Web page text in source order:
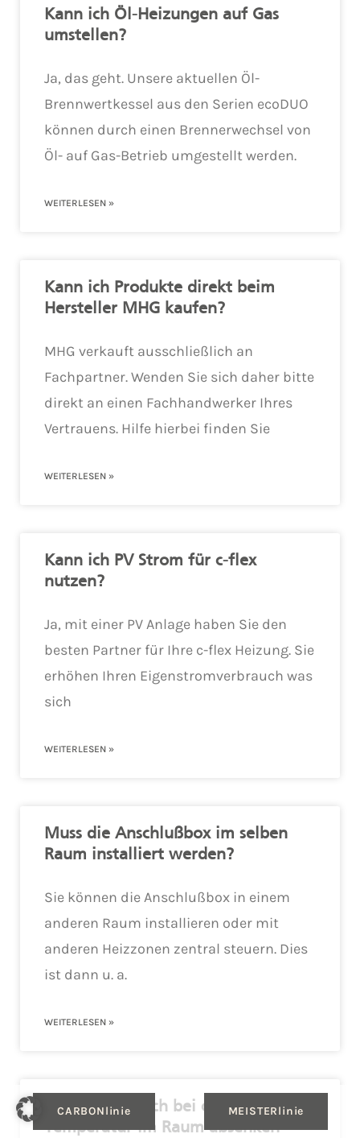
Kann ich Öl-Heizungen auf Gas
umstellen?
Ja, das geht. Unsere aktuellen Öl-
Brennwertkessel aus den Serien ecoDUO
können durch einen Brennerwechsel von
Öl- auf Gas-Betrieb umgestellt werden.
WEITERLESEN »
Kann ich Produkte direkt beim
Hersteller MHG kaufen?
MHG verkauft ausschließlich an
Fachpartner. Wenden Sie sich daher bitte
direkt an einen Fachhandwerker Ihres
Vertrauens. Hilfe hierbei finden Sie
WEITERLESEN »
Kann ich PV Strom für c-flex
nutzen?
Ja, mit einer PV Anlage haben Sie den
besten Partner für Ihre c-flex Heizung. Sie
erhöhen Ihren Eigenstromverbrauch was
sich
WEITERLESEN »
Muss die Anschlußbox im selben
Raum installiert werden?
Sie können die Anschlußbox in einem
anderen Raum installieren oder mit
anderen Heizzonen zentral steuern. Dies
ist dann u. a.
WEITERLESEN »
Warum kann ich bei c-flex die
Temperatur im Raum absenken
CARBONlinie MEISTERlinie